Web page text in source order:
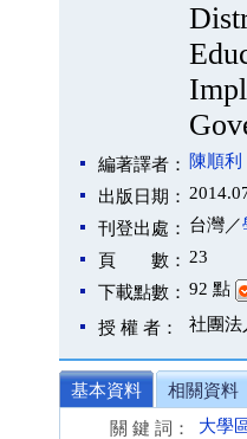
編著譯者：
陳順利
出版日期：
刊登出處： 台灣／
頁 數： 23
下載點數： 92 點
授 權 者： 社團法
基本資料
相關資料
關 鍵 詞：
大學